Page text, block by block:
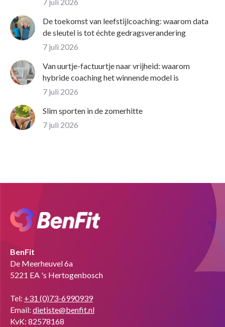
De toekomst van leefstijlcoaching: waarom data
de sleutel is tot échte gedragsverandering
7 juli 2026
Van uurtje-factuurtje naar vrijheid: waarom
hybride coaching het winnende model is
7 juli 2026
Slim sporten in de zomerhitte
7 juli 2026
BenFit
De Meerheuvel 6a
5221 EA 's Hertogenbosch
Tel: +31 (0)73-6990939
Email: dietiste@benfit.nl
KvK: 82578168